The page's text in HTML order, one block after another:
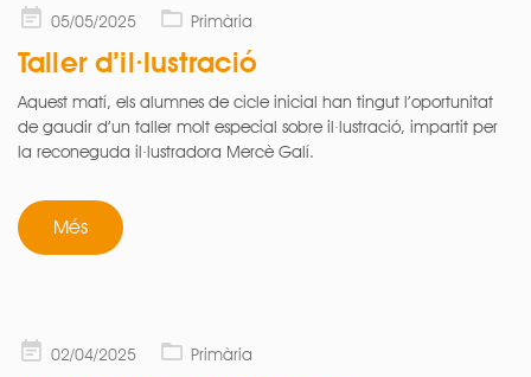
Posted05/05/2025 Primària
Taller d’il·lustració
Aquest matí, els alumnes de cicle inicial han tingut l’oportunitat
de gaudir d’un taller molt especial sobre il·lustració, impartit per
la reconeguda il·lustradora Mercè Galí.
Més
Posted02/04/2025 Primària